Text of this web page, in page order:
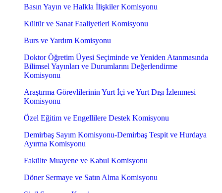
Basın Yayın ve Halkla İlişkiler Komisyonu
Kültür ve Sanat Faaliyetleri Komisyonu
Burs ve Yardım Komisyonu
Doktor Öğretim Üyesi Seçiminde ve Yeniden Atanmasında
Bilimsel Yayınları ve Durumlarını Değerlendirme
Komisyonu
Araştırma Görevlilerinin Yurt İçi ve Yurt Dışı İzlenmesi
Komisyonu
Özel Eğitim ve Engellilere Destek Komisyonu
Demirbaş Sayım Komisyonu-Demirbaş Tespit ve Hurdaya
Ayırma Komisyonu
Fakülte Muayene ve Kabul Komisyonu
Döner Sermaye ve Satın Alma Komisyonu